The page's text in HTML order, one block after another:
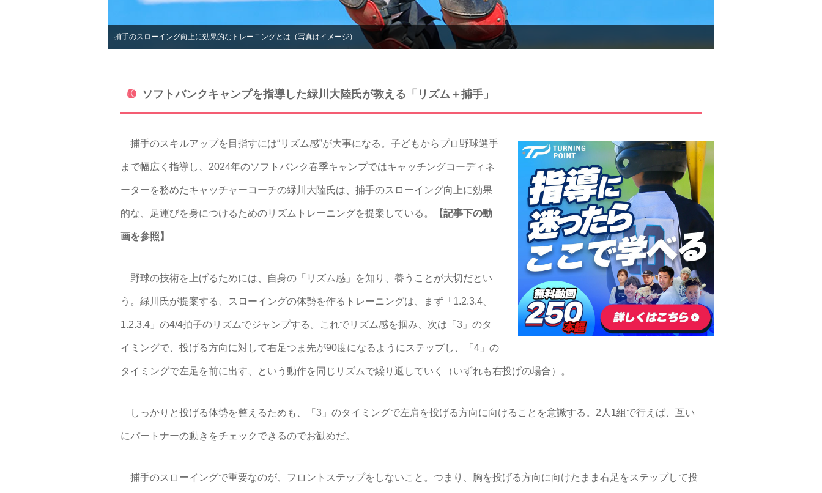
捕手のスローイング向上に効果的なトレーニングとは（写真はイメージ）
ソフトバンクキャンプを指導した緑川大陸氏が教える「リズム＋捕手」
捕手のスキルアップを目指すには“リズム感”が大事になる。子どもからプロ野球選手
まで幅広く指導し、2024年のソフトバンク春季キャンプではキャッチングコーディネ
ーターを務めたキャッチャーコーチの緑川大陸氏は、捕手のスローイング向上に効果
的な、足運びを身につけるためのリズムトレーニングを提案している。 【記事下の動
画を参照】
野球の技術を上げるためには、自身の「リズム感」を知り、養うことが大切だとい
う。緑川氏が提案する、スローイングの体勢を作るトレーニングは、まず「1.2.3.4、
1.2.3.4」の4/4拍子のリズムでジャンプする。これでリズム感を掴み、次は「3」のタ
イミングで、投げる方向に対して右足つま先が90度になるようにステップし、「4」の
タイミングで左足を前に出す、という動作を同じリズムで繰り返していく（いずれも右投げの場合）。
しっかりと投げる体勢を整えるためも、「3」のタイミングで左肩を投げる方向に向けることを意識する。2人1組で行えば、互い
にパートナーの動きをチェックできるのでお勧めだ。
捕手のスローイングで重要なのが、フロントステップをしないこと。つまり、胸を投げる方向に向けたまま右足をステップして投